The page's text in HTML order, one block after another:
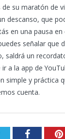
su maratón de
descanso, que
en una pausa
señalar que
saldrá un
a la app de
simple y práctica
cuenta.
TwitterFacebook